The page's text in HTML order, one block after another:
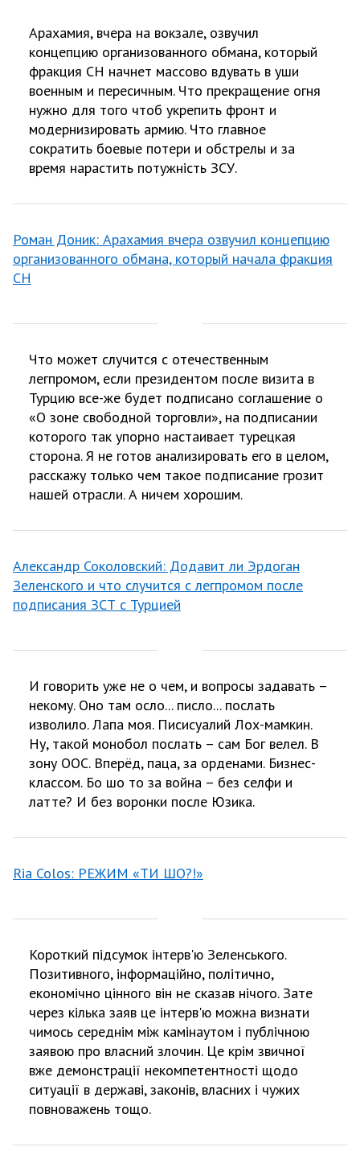
Арахамия, вчера на вокзале, озвучил
концепцию организованного обмана, который
фракция СН начнет массово вдувать в уши
военным и пересичным. Что прекращение огня
нужно для того чтоб укрепить фронт и
модернизировать армию. Что главное
сократить боевые потери и обстрелы и за
время нарастить потужність ЗСУ.
Роман Доник: Арахамия вчера озвучил концепцию
организованного обмана, который начала фракция
СН
Что может случится с отечественным
легпромом, если президентом после визита в
Турцию все-же будет подписано соглашение о
«О зоне свободной торговли», на подписании
которого так упорно настаивает турецкая
сторона. Я не готов анализировать его в целом,
расскажу только чем такое подписание грозит
нашей отрасли. А ничем хорошим.
Александр Соколовский: Додавит ли Эрдоган
Зеленского и что случится с легпромом после
подписания ЗСТ с Турцией
И говорить уже не о чем, и вопросы задавать –
некому. Оно там осло... писло... послать
изволило. Лапа моя. Писисуалий Лох-мамкин.
Ну, такой монобол послать – сам Бог велел. В
зону ООС. Вперёд, паца, за орденами. Бизнес-
классом. Бо шо то за война – без селфи и
латте? И без воронки после Юзика.
Ria Colos: РЕЖИМ «ТИ ШО?!»
Короткий підсумок інтерв'ю Зеленського.
Позитивного, інформаційно, політично,
економічно цінного він не сказав нічого. Зате
через кілька заяв це інтерв'ю можна визнати
чимось середнім між камінаутом і публічною
заявою про власний злочин. Це крім звичної
вже демонстрації некомпетентності щодо
ситуації в державі, законів, власних і чужих
повноважень тощо.